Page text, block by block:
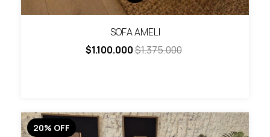
SOFA AMELI
$1.100.000$1.375.000
20% OFF